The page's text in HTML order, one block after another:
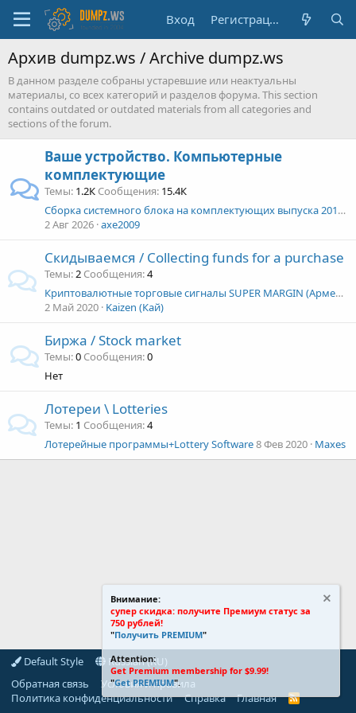
Вход Регистрация
Архив dumpz.ws / Archive dumpz.ws
В данном разделе собраны устаревшие или неактуальны
материалы, со всех категорий и разделов форума. This section
contains outdated or outdated materials from all categories and
sections of the forum.
Ваше устройство. Компьютерные
комплектующие
Темы 1.2К Сообщения 15.4К
Сборка системного блока на комплектующих выпуска 2014г в новом корпусе
2 Авг 2026 axe2009
Скидываемся / Collecting funds for a purchase
Темы 2 Сообщения 4
Криптовалютные торговые сигналы SUPER MARGIN (Армен Геворкян) [приватная складчина]
2 Май 2020 Kaizen (Кай)
Биржа / Stock market
Темы 0 Сообщения 0
Нет
Лотереи \ Lotteries
Темы 1 Сообщения 4
Лотерейные программы+Lottery Software8 Фев 2020 Maxes
Default Style
Russian (RU)
Обратная связь
Условия и правила
Политика конфиденциальности
Справка Главная
R
Внимание:
супер скидка: получите Премиум статус за
750 рублей!
"Получить PREMIUM"
Attention:
Get Premium membership for $9.99!
"Get PREMIUM".